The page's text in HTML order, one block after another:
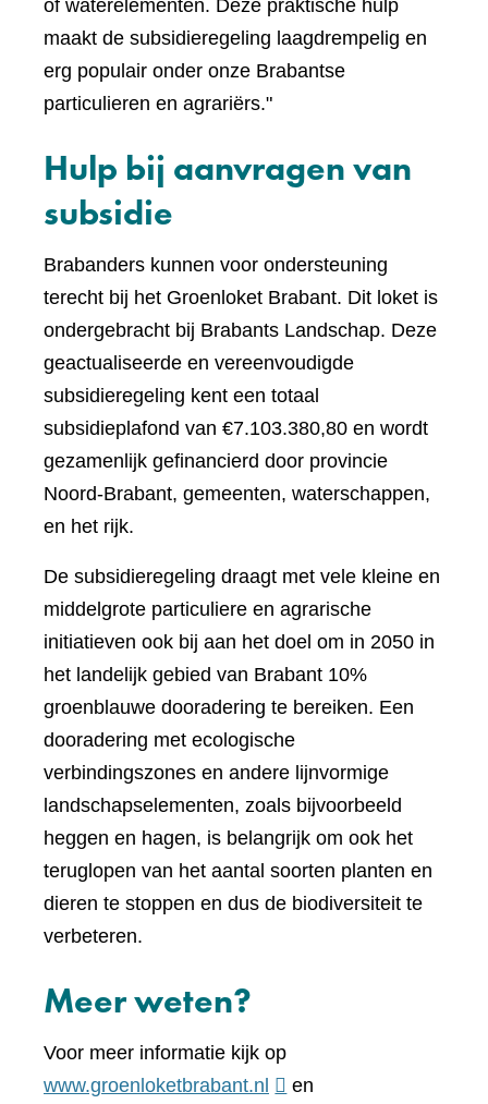
of waterelementen. Deze praktische hulp
maakt de subsidieregeling laagdrempelig en
erg populair onder onze Brabantse
particulieren en agrariërs."
Hulp bij aanvragen van
subsidie
Brabanders kunnen voor ondersteuning
terecht bij het Groenloket Brabant. Dit loket is
ondergebracht bij Brabants Landschap. Deze
geactualiseerde en vereenvoudigde
subsidieregeling kent een totaal
subsidieplafond van €7.103.380,80 en wordt
gezamenlijk gefinancierd door provincie
Noord-Brabant, gemeenten, waterschappen,
en het rijk.
De subsidieregeling draagt met vele kleine en
middelgrote particuliere en agrarische
initiatieven ook bij aan het doel om in 2050 in
het landelijk gebied van Brabant 10%
groenblauwe dooradering te bereiken. Een
dooradering met ecologische
verbindingszones en andere lijnvormige
landschapselementen, zoals bijvoorbeeld
heggen en hagen, is belangrijk om ook het
teruglopen van het aantal soorten planten en
dieren te stoppen en dus de biodiversiteit te
verbeteren.
Meer weten?
Voor meer informatie kijk op
www.groenloketbrabant.nl (verwijst
en